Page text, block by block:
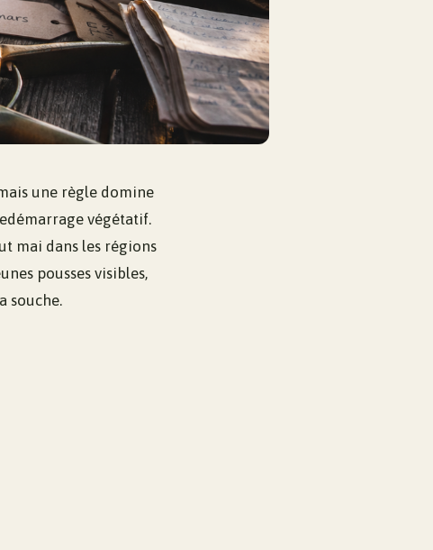
une règle domine
végétatif.
mai dans les régions
pousses visibles,
souche.